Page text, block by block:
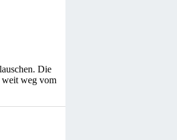
Die
weit weg vom